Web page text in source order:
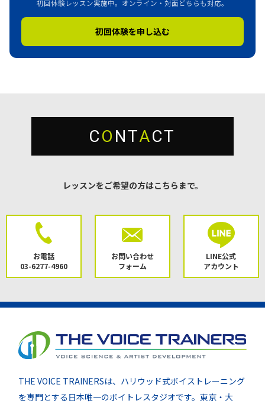
初回体験レッスン実施中。オンライン・対面どちらも対応。
初回体験を申し込む
CO NTACT
レッスンをご希望の方はこちらまで。
お電話
03-6277-4960
お問い合わせ
フォーム
LINE公式
アカウント
THE VOICE TRAINERSは、ハリウッド式ボイストレーニング
を専門とする日本唯一のボイトレスタジオです。東京・大